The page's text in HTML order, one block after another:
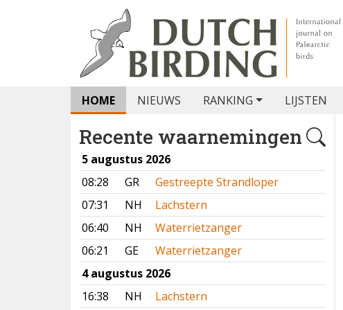
HOME NIEUWS RANKING LIJSTEN
Recente waarnemingen
5 augustus 2026
08:28
GR
Gestreepte Strandloper
07:31
NH
Lachstern
06:40
NH
Waterrietzanger
06:21
GE
Waterrietzanger
4 augustus 2026
16:38
NH Lachstern